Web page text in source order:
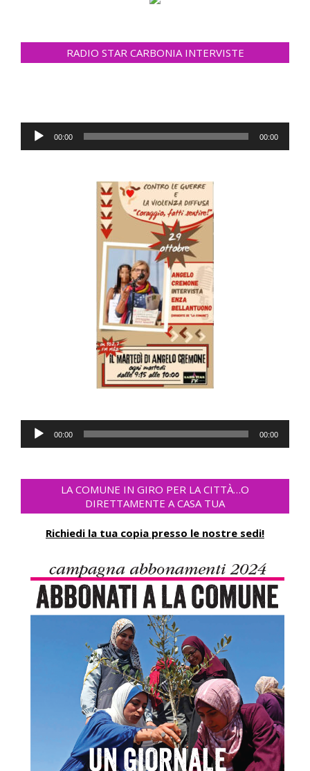
RADIO STAR CARBONIA INTERVISTE
Lecteur
audio
00:00 00:00
Lecteur
audio
00:00 00:00
LA COMUNE IN GIRO PER LA CITTÀ…O
DIRETTAMENTE A CASA TUA
Richiedi la tua copia presso le nostre sedi!